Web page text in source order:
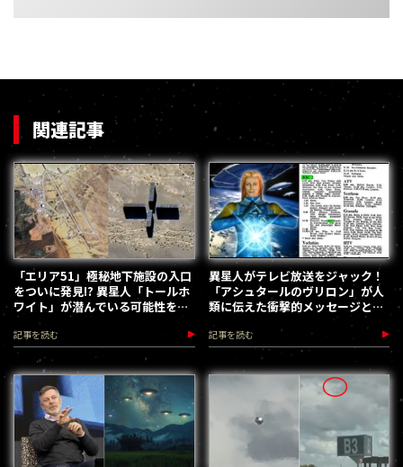
関連記事
「エリア51」極秘地下施設の入口
をついに発見!? 異星人「トールホ
ワイト」が潜んでいる可能性を著
名研究家が指摘
記事を読む
異星人がテレビ放送をジャック！
「アシュタールのヴリロン」が人
類に伝えた衝撃的メッセージと
記事を読む